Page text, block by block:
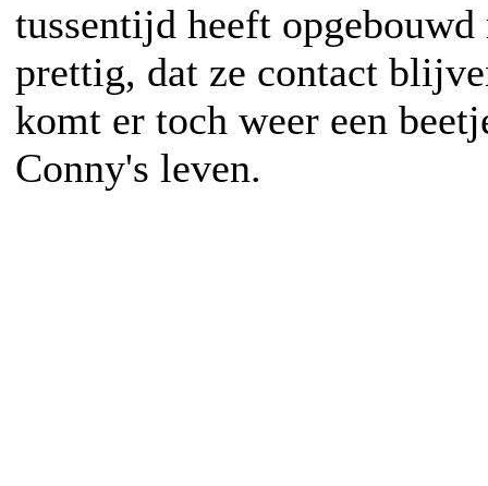
tussentijd heeft
prettig, dat ze contact
komt er toch weer een
Conny's leven.